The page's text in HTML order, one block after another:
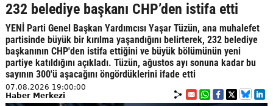
232 belediye başkanı CHP’den istifa etti
YENİ Parti Genel Başkan Yardımcısı Yaşar Tüzün, ana muhalefet
partisinde büyük bir kırılma yaşandığını belirterek, 232 belediye
başkanının CHP'den istifa ettiğini ve büyük bölümünün yeni
partiye katıldığını açıkladı. Tüzün, ağustos ayı sonuna kadar bu
sayının 300'ü aşacağını öngördüklerini ifade etti
07.08.2026 19:00:00
Haber Merkezi